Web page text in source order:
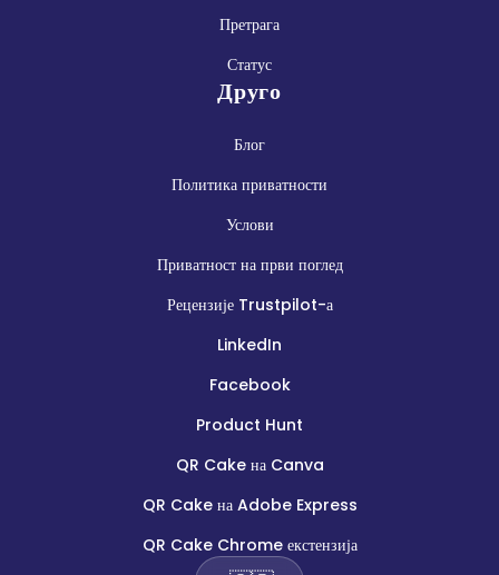
Претрага
Статус
Друго
Блог
Политика приватности
Услови
Приватност на први поглед
Рецензије Trustpilot-а
LinkedIn
Facebook
Product Hunt
QR Cake на Canva
QR Cake на Adobe Express
QR Cake Chrome екстензија